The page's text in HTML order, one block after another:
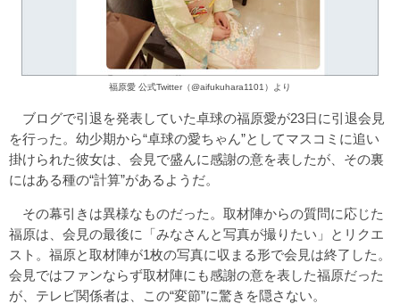
福原愛 公式Twitter（@aifukuhara1101）より
ブログで引退を発表していた卓球の福原愛が23日に引退会見
を行った。幼少期から“卓球の愛ちゃん”としてマスコミに追い
掛けられた彼女は、会見で盛んに感謝の意を表したが、その裏
にはある種の“計算”があるようだ。
その幕引きは異様なものだった。取材陣からの質問に応じた
福原は、会見の最後に「みなさんと写真が撮りたい」とリクエ
スト。福原と取材陣が1枚の写真に収まる形で会見は終了した。
会見ではファンならず取材陣にも感謝の意を表した福原だった
が、テレビ関係者は、この“変節”に驚きを隠さない。